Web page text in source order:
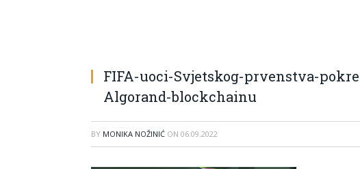
FIFA-uoci-Svjetskog-prvenstva-
Algorand-blockchainu
BY MONIKA NOŽINIĆ ON 06.09.2022